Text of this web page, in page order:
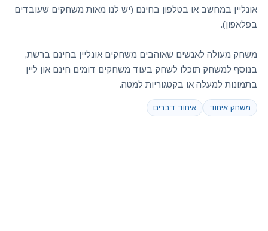
אונליין במחשב או בטלפון בחינם (יש לנו מאות משחקים שעובדים
בפלאפון).
משחק מעולה לאנשים שאוהבים משחקים אונליין בחינם ברשת,
בנוסף למשחק תוכלו לשחק בעוד משחקים דומים חינם און ליין
בתמונות למעלה או בקטגוריות למטה.
משחק איחוד איחוד דברים